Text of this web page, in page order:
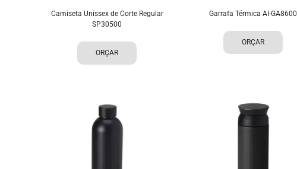
Camiseta Unissex de Corte Regular
SP30500
ORÇAR
Garrafa Térmica AI-GA8600
ORÇAR